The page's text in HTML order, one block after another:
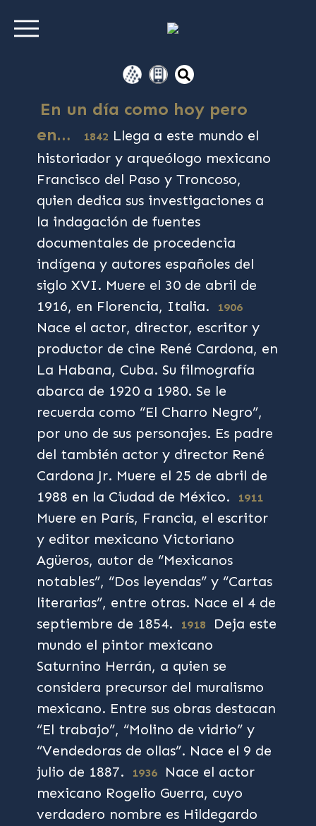
En un día como hoy pero
en…
1842 Llega a este mundo el
historiador y arqueólogo mexicano
Francisco del Paso y Troncoso,
quien dedica sus investigaciones a
la indagación de fuentes
documentales de procedencia
indígena y autores españoles del
siglo XVI. Muere el 30 de abril de
1916, en Florencia, Italia.
1906
Nace el actor, director, escritor y
productor de cine René Cardona, en
La Habana, Cuba. Su filmografía
abarca de 1920 a 1980. Se le
recuerda como “El Charro Negro”,
por uno de sus personajes. Es padre
del también actor y director René
Cardona Jr. Muere el 25 de abril de
1988 en la Ciudad de México.
1911
Muere en París, Francia, el escritor
y editor mexicano Victoriano
Agüeros, autor de “Mexicanos
notables”, “Dos leyendas” y “Cartas
literarias”, entre otras. Nace el 4 de
septiembre de 1854.
1918
Deja este
mundo el pintor mexicano
Saturnino Herrán, a quien se
considera precursor del muralismo
mexicano. Entre sus obras destacan
“El trabajo”, “Molino de vidrio” y
“Vendedoras de ollas”. Nace el 9 de
julio de 1887.
1936
Nace el actor
mexicano Rogelio Guerra, cuyo
verdadero nombre es Hildegardo